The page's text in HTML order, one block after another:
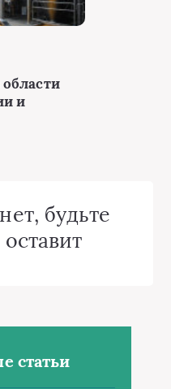
и
будьте
статьи